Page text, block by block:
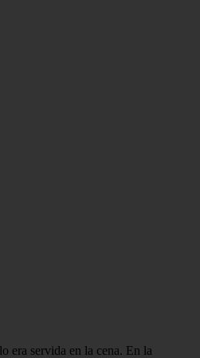
era servida en la cena. En la